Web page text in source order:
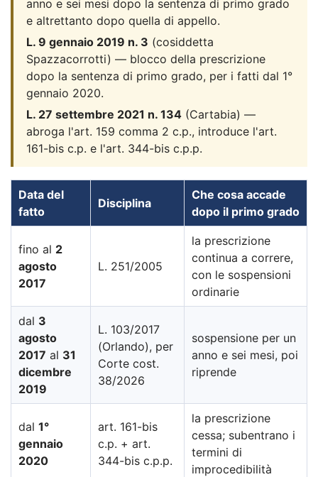
anno e sei mesi dopo la sentenza di primo grado
e altrettanto dopo quella di appello.
L. 9 gennaio 2019 n. 3 (cosiddetta
Spazzacorrotti) — blocco della prescrizione
dopo la sentenza di primo grado, per i fatti dal 1°
gennaio 2020.
L. 27 settembre 2021 n. 134 (Cartabia) —
abroga l'art. 159 comma 2 c.p., introduce l'art.
161-bis c.p. e l'art. 344-bis c.p.p.
Data del
fatto
Disciplina
Che cosa accade
dopo il primo grado
fino al 2
agosto
2017
L. 251/2005
la prescrizione
continua a correre,
con le sospensioni
ordinarie
dal 3
agosto
2017 al 31
dicembre
2019
L. 103/2017
(Orlando), per
Corte cost.
38/2026
sospensione per un
anno e sei mesi, poi
riprende
dal 1°
gennaio
2020
art. 161-bis
c.p. + art.
344-bis c.p.p.
la prescrizione
cessa; subentrano i
termini di
improcedibilità